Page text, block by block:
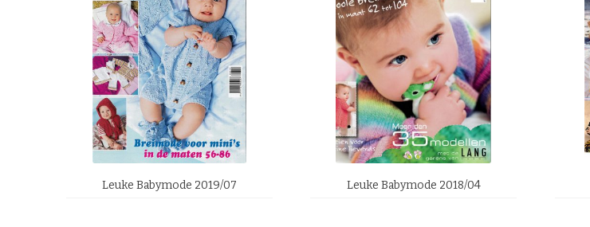
Leuke Babymode 2019/07 Leuke Babymode 2018/04